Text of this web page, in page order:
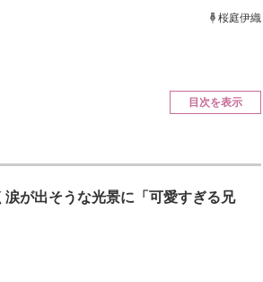
桜庭伊織
目次を表示
が出そうな光景に「可愛すぎる兄